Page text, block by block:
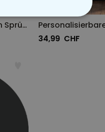
Poster mit verschiedenen Sprüchen
34,99 CHF